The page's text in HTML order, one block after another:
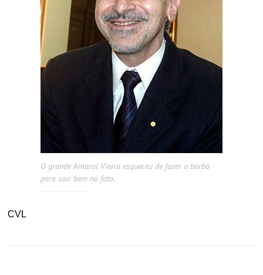
O grande Amaral Vieira esqueceu de fazer a barba
para sair bem na foto.
CVL